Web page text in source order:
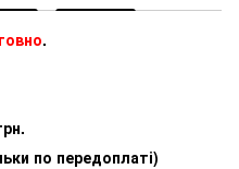
.
по передоплаті)